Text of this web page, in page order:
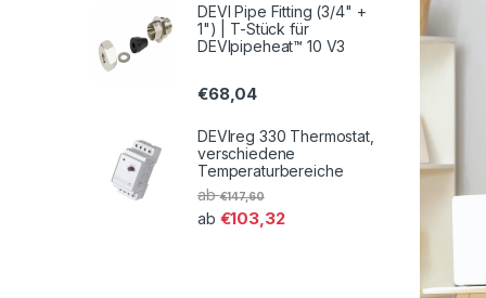
DEVI Pipe Fitting (3/4" +
1") | T-Stück für
DEVIpipeheat™ 10 V3
€68,04
DEVIreg 330 Thermostat,
verschiedene
Temperaturbereiche
ab€147,60
ab €103,32